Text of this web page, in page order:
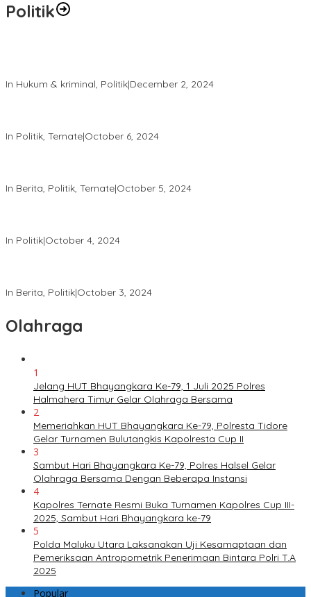
Politik
In Hukum & kriminal, Politik|December 2, 2024
In Politik, Ternate|October 6, 2024
In Berita, Politik, Ternate|October 5, 2024
In Politik|October 4, 2024
In Berita, Politik|October 3, 2024
Olahraga
1
Jelang HUT Bhayangkara Ke-79, 1 Juli 2025 Polres
Halmahera Timur Gelar Olahraga Bersama
2
Memeriahkan HUT Bhayangkara Ke-79, Polresta Tidore
Gelar Turnamen Bulutangkis Kapolresta Cup II
3
Sambut Hari Bhayangkara Ke-79, Polres Halsel Gelar
Olahraga Bersama Dengan Beberapa Instansi
4
Kapolres Ternate Resmi Buka Turnamen Kapolres Cup III-
2025, Sambut Hari Bhayangkara ke-79
5
Polda Maluku Utara Laksanakan Uji Kesamaptaan dan
Pemeriksaan Antropometrik Penerimaan Bintara Polri T.A
2025
Popular